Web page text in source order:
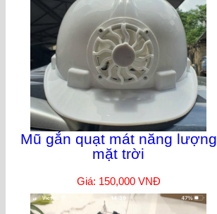
Mũ gắn quạt mát năng lượng
mặt trời
Giá: 150,000 VNĐ